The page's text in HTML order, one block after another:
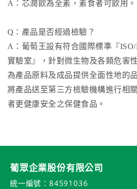
A：芯潤飲為全素，素食者可飲用。
Q：產品是否經過檢驗？
A：葡萄王設有符合國際標準『
實驗室』，針對微生物及各類危害
為產品原料及成品提供全面性地的
將產品送至第三方檢驗機構進行相
者更健康安全之保健食品。
葡眾企業股份有限公司
統一編號：84591036